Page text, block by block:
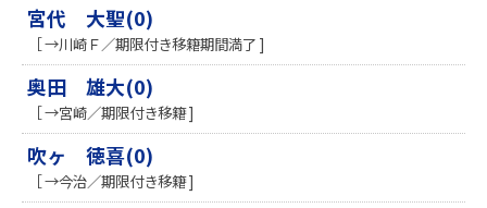
宮代 大聖(0)
［ →川崎Ｆ／期限付き移籍期間満了 ]
奥田 雄大(0)
［ →宮崎／期限付き移籍 ]
吹ヶ 徳喜(0)
［ →今治／期限付き移籍 ]